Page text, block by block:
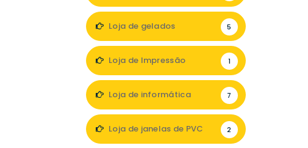
Loja de gelados 5
Loja de Impressão 1
Loja de informática 7
Loja de janelas de PVC 2